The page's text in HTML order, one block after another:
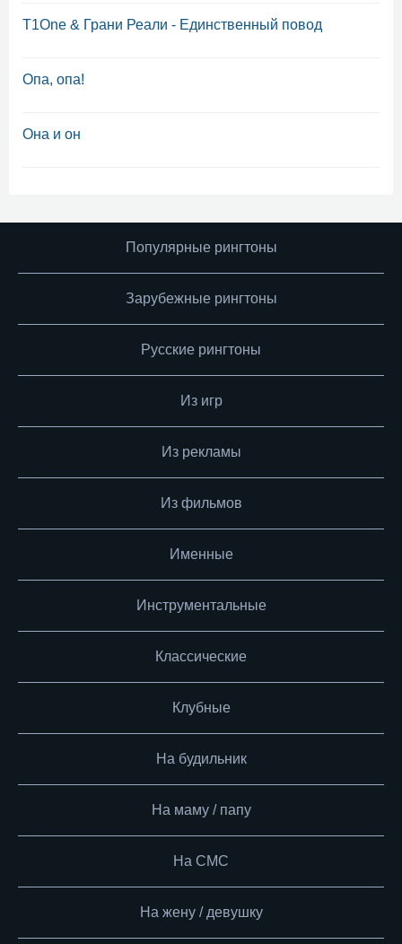
T1One & Грани Реали - Единственный повод
Опа, опа!
Она и он
Популярные рингтоны
Зарубежные рингтоны
Русские рингтоны
Из игр
Из рекламы
Из фильмов
Именные
Инструментальные
Классические
Клубные
На будильник
На маму / папу
На СМС
На жену / девушку